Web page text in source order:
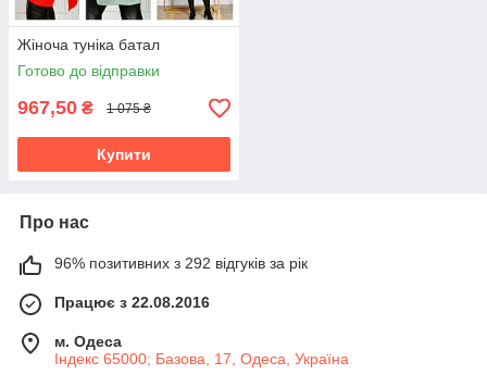
Жіноча туніка батал
Готово до відправки
967,50 ₴ 1 075 ₴
Купити
Про нас
96% позитивних з 292 відгуків за рік
Працює з 22.08.2016
м. Одеса
Індекс 65000; Базова, 17, Одеса, Україна